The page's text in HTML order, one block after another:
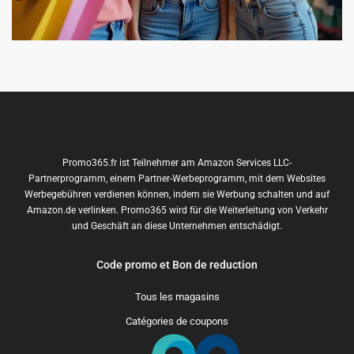
Promo365.fr ist Teilnehmer am Amazon Services LLC-
Partnerprogramm, einem Partner-Werbeprogramm, mit dem Websites
Werbegebühren verdienen können, indem sie Werbung schalten und auf
Amazon.de verlinken. Promo365 wird für die Weiterleitung von Verkehr
und Geschäft an diese Unternehmen entschädigt.
Code promo et Bon de reduction
Tous les magasins
Catégories de coupons